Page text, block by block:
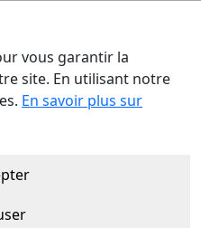
vous garantir la
site. En utilisant notre
En savoir plus sur